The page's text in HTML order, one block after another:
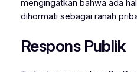
mengingatkan bahwa ada
dihormati sebagai ranah
Respons Publik